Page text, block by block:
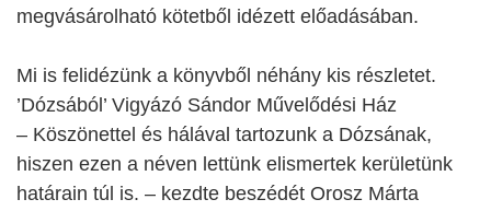
megvásárolható kötetből idézett előadásában.
Mi is felidézünk a könyvből néhány kis részletet.
’Dózsából’ Vigyázó Sándor Művelődési Ház
– Köszönettel és hálával tartozunk a Dózsának,
hiszen ezen a néven lettünk elismertek kerületünk
határain túl is. – kezdte beszédét Orosz Márta